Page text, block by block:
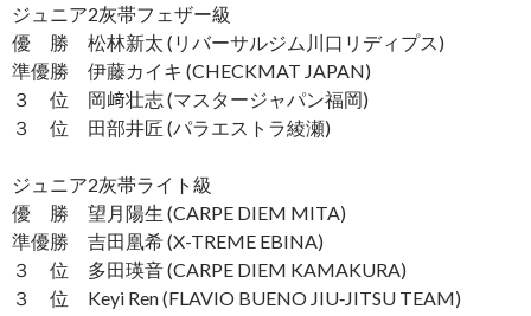
ジュニア2灰帯フェザー級
優 勝 松林新太 (リバーサルジム川口リディプス)
準優勝 伊藤カイキ (CHECKMAT JAPAN)
３ 位 岡﨑壮志 (マスタージャパン福岡)
３ 位 田部井匠 (パラエストラ綾瀬)
ジュニア2灰帯ライト級
優 勝 望月陽生 (CARPE DIEM MITA)
準優勝 吉田凰希 (X-TREME EBINA)
３ 位 多田瑛音 (CARPE DIEM KAMAKURA)
３ 位 Keyi Ren (FLAVIO BUENO JIU‐JITSU TEAM)